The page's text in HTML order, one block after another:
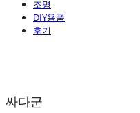
조명
DIY용품
후기
싸다군